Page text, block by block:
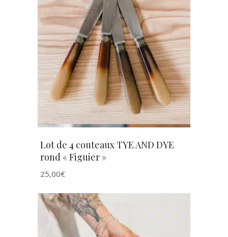
AJOUTER AU PANIER
Lot de 4 couteaux TYE AND DYE
rond « Figuier »
25,00€